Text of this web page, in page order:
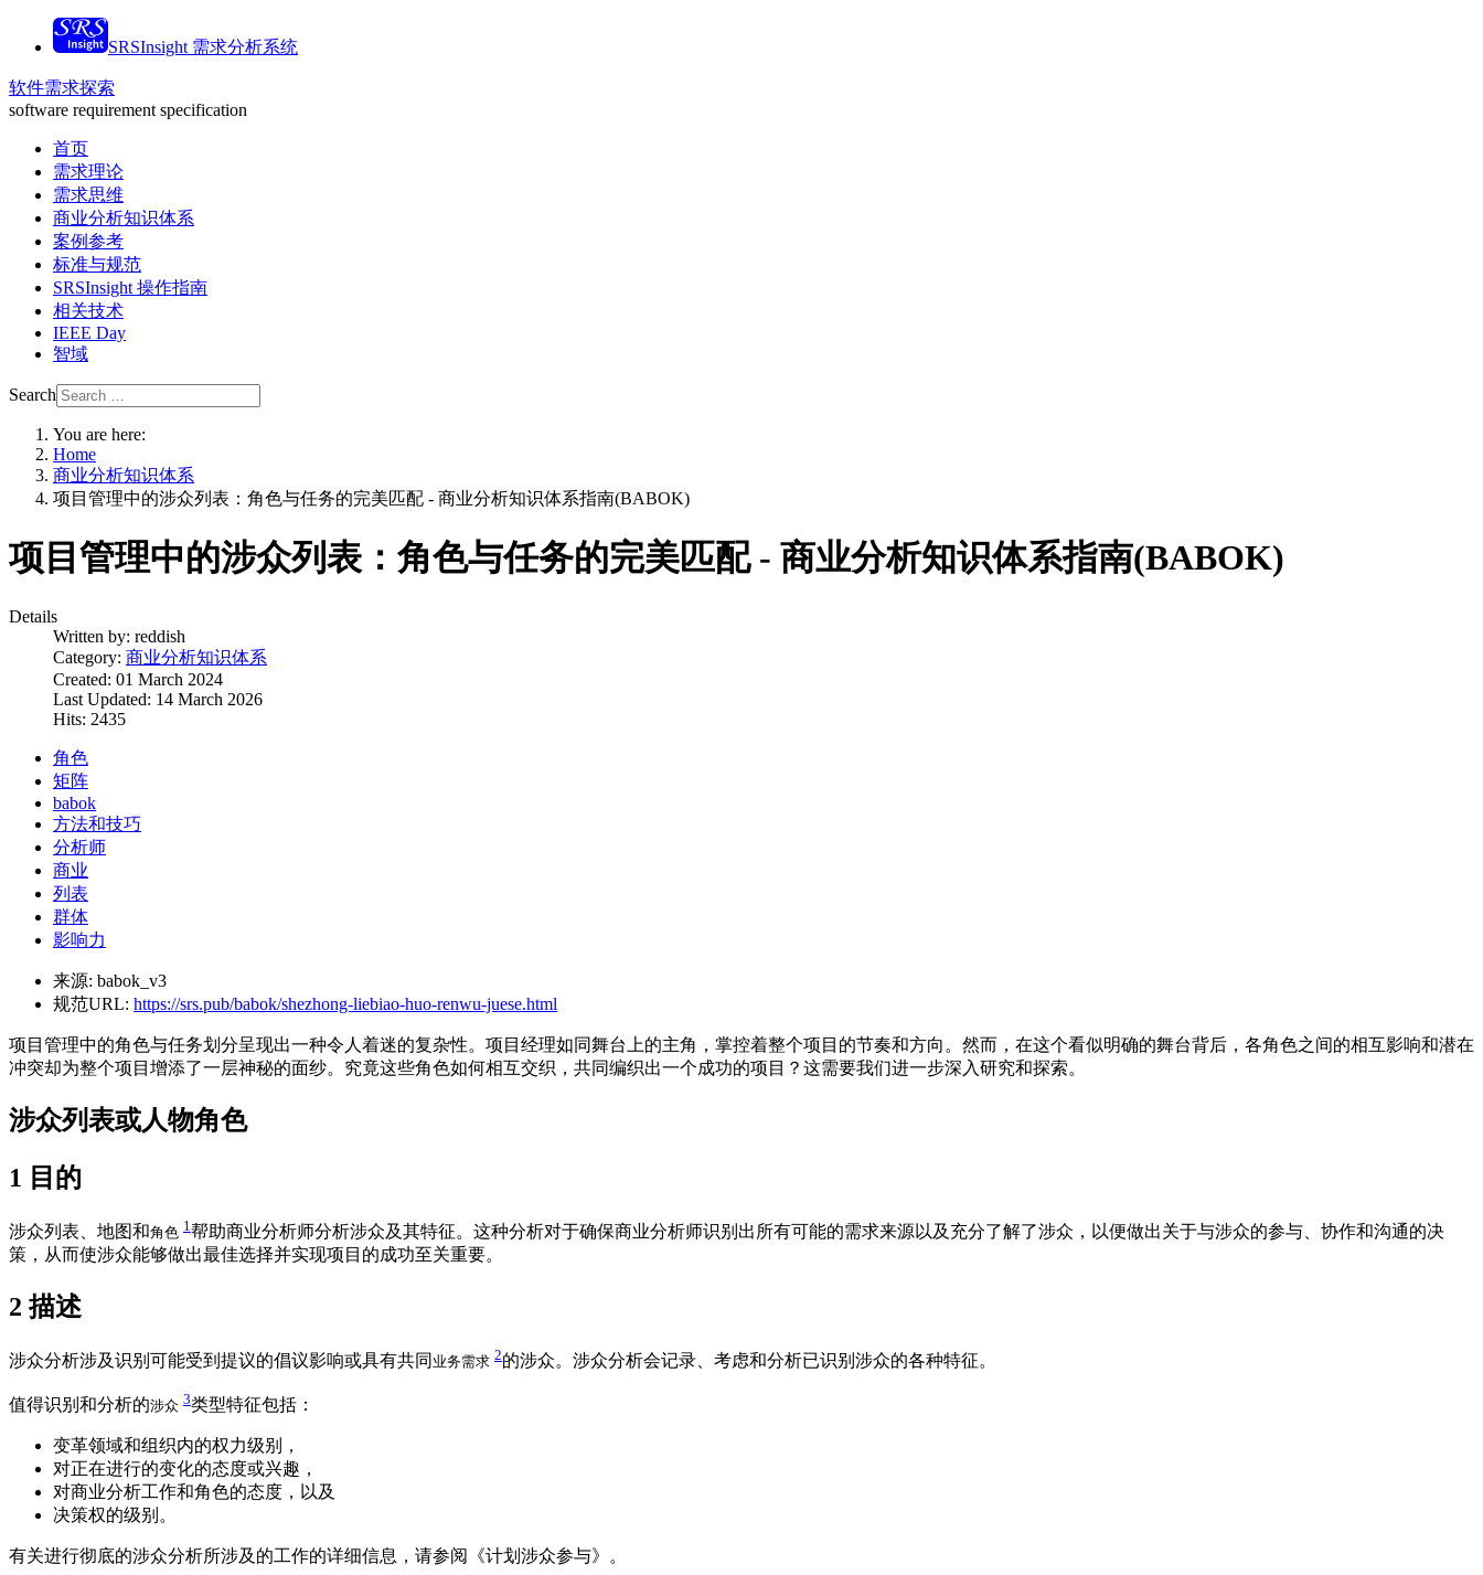
SRSInsight 需求分析系统
软件需求探索
software requirement specification
首页
需求理论
需求思维
商业分析知识体系
案例参考
标准与规范
SRSInsight 操作指南
相关技术
IEEE Day
智域
Search
You are here:
Home
商业分析知识体系
项目管理中的涉众列表：角色与任务的完美匹配 - 商业分析知识体系指南(BABOK)
项目管理中的涉众列表：角色与任务的完美匹配 - 商业分析知识体系指南(BABOK)
Details
Written by: reddish
Category: 商业分析知识体系
Created: 01 March 2024
Last Updated: 14 March 2026
Hits: 2435
角色
矩阵
babok
方法和技巧
分析师
商业
列表
群体
影响力
来源: babok_v3
规范URL: https://srs.pub/babok/shezhong-liebiao-huo-renwu-juese.html
项目管理中的角色与任务划分呈现出一种令人着迷的复杂性。项目经理如同舞台上的主角，掌控着整个项目的节奏和方向。然而，在这个看似明确的舞台背后，各角色之间的相互影响和潜在
冲突却为整个项目增添了一层神秘的面纱。究竟这些角色如何相互交织，共同编织出一个成功的项目？这需要我们进一步深入研究和探索。
涉众列表或人物角色
1 目的
涉众列表、地图和角色 1 帮助商业分析师分析涉众及其特征。这种分析对于确保商业分析师识别出所有可能的需求来源以及充分了解了涉众，以便做出关于与涉众的参与、协作和沟通的决
策，从而使涉众能够做出最佳选择并实现项目的成功至关重要。
2 描述
涉众分析涉及识别可能受到提议的倡议影响或具有共同 业务需求 2的涉众。涉众分析会记录、考虑和分析已识别涉众的各种特征。
值得识别和分析的涉众 3类型特征包括：
变革领域和组织内的权力级别，
对正在进行的变化的态度或兴趣，
对商业分析工作和角色的态度，以及
决策权的级别。
有关进行彻底的涉众分析所涉及的工作的详细信息，请参阅《计划涉众参与》。